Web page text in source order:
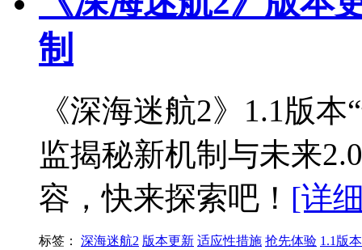
制
《深海迷航2》1.1版
监揭秘新机制与未来
容，快来探索吧！ [详
标签： 深海迷航2 版本更新 适应性措施 抢先体验 1.1版本